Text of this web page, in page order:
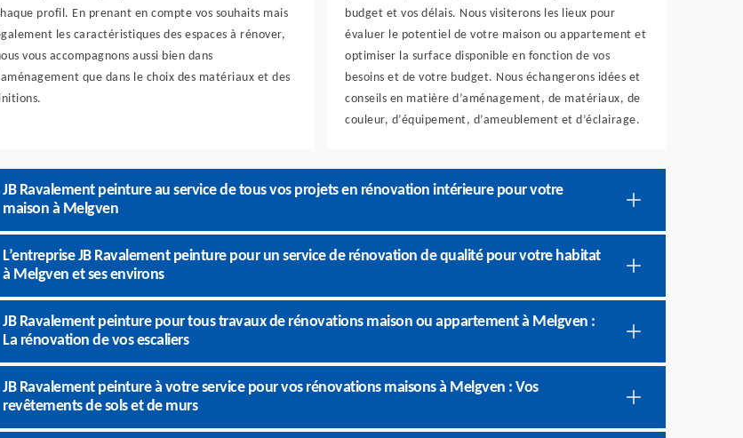
profil. En prenant en compte vos souhaits mais
les caractéristiques des espaces à rénover,
vous accompagnons aussi bien dans
que dans le choix des matériaux et des
budget et vos délais. Nous visiterons les lieux pour
évaluer le potentiel de votre maison ou appartement et
optimiser la surface disponible en fonction de vos
besoins et de votre budget. Nous échangerons idées et
conseils en matière d’aménagement, de matériaux, de
couleur, d’équipement, d’ameublement et d’éclairage.
JB Ravalement peinture au service de tous vos projets en rénovation intérieure pour votre
maison à Melgven
L’entreprise JB Ravalement peinture pour un service de rénovation de qualité pour votre habitat
à Melgven et ses environs
JB Ravalement peinture pour tous travaux de rénovations maison ou appartement à Melgven :
La rénovation de vos escaliers
JB Ravalement peinture à votre service pour vos rénovations maisons à Melgven : Vos
revêtements de sols et de murs